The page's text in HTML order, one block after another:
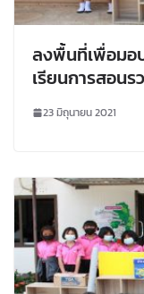
ลงพื้นที่เพื่อม
เรียนการสอน
รร.ตชด.ฮิลมาร์
23 มิถุนายน 2021